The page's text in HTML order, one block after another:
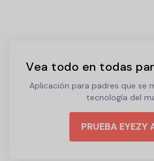
Vea todo en todas
Aplicación para padres que se
tecnología del
PRUEBA EYEZY